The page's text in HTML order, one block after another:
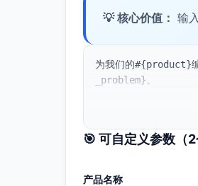
💡 核心价值： 输
为我们的#{product}
_problem}。
🎯 可自定义参数（2
产品名称